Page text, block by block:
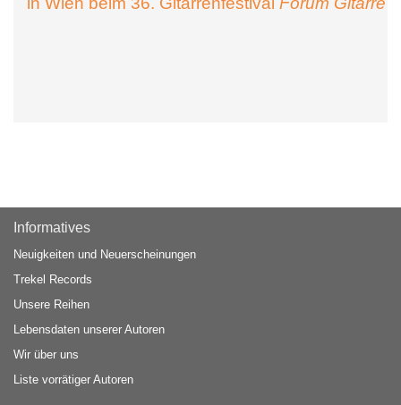
Informatives
Neuigkeiten und Neuerscheinungen
Trekel Records
Unsere Reihen
Lebensdaten unserer Autoren
Wir über uns
Liste vorrätiger Autoren